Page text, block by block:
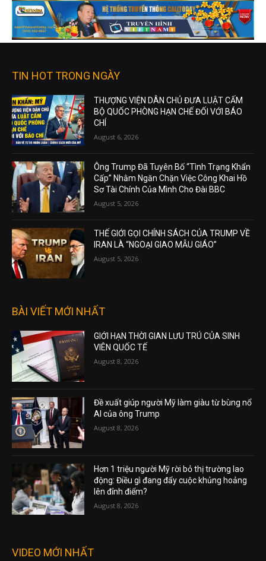
TIN HOT TRONG NGÀY
THƯỢNG VIỆN DÂN CHỦ ĐƯA LUẬT CẤM
BỘ QUỐC PHÒNG HẠN CHẾ ĐỐI VỚI BÁO
CHÍ
August 6, 2026
Ông Trump Đã Tuyên Bố “Tình Trạng Khẩn
Cấp” Nhằm Ngăn Chặn Việc Công Khai Hồ
Sơ Tài Chính Của Mình Cho Đài BBC
August 5, 2026
THẾ GIỚI GỌI CHÍNH SÁCH CỦA TRUMP VỀ
IRAN LÀ “NGOẠI GIAO MẪU GIÁO”
August 5, 2026
BÀI VIẾT MỚI NHẤT
GIỚI HẠN THỜI GIAN LƯU TRÚ CỦA SINH
VIÊN QUỐC TẾ
August 8, 2026
Đề xuất giúp người Mỹ làm giàu từ bùng nổ
AI của ông Trump
August 8, 2026
Hơn 1 triệu người Mỹ rời bỏ thị trường lao
động: Điều gì đang đẩy cuộc khủng hoảng
lên đỉnh điểm?
August 8, 2026
VIDEO MỚI NHẤT